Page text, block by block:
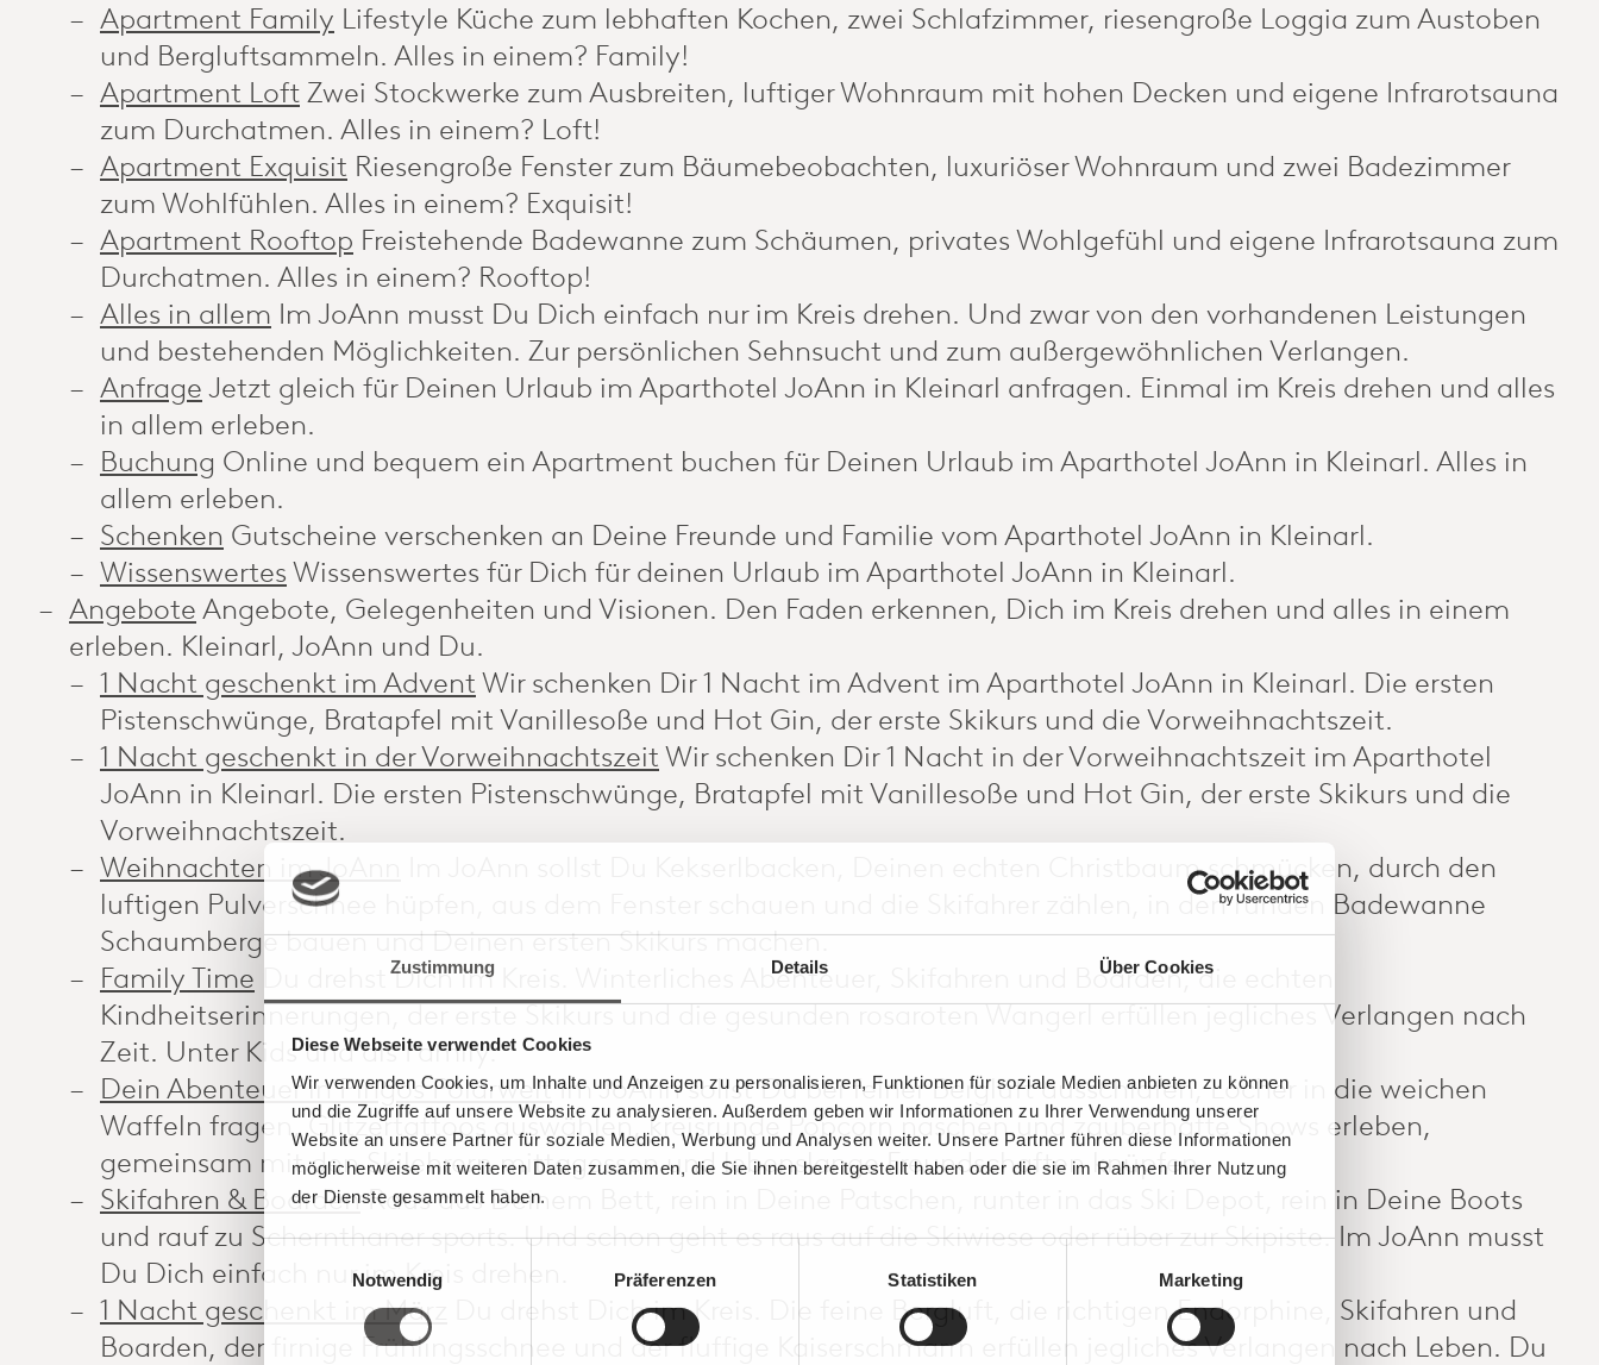
Zustimmung Details Über Cookies
Diese Webseite verwendet Cookies
Wir verwenden Cookies, um Inhalte und Anzeigen zu personalisieren, Funktionen für soziale Medien anbieten zu können
und die Zugriffe auf unsere Website zu analysieren. Außerdem geben wir Informationen zu Ihrer Verwendung unserer
Website an unsere Partner für soziale Medien, Werbung und Analysen weiter. Unsere Partner führen diese Informationen
möglicherweise mit weiteren Daten zusammen, die Sie ihnen bereitgestellt haben oder die sie im Rahmen Ihrer Nutzung
der Dienste gesammelt haben.
E
i
Notwendig Präferenzen Statistiken Marketing
Apartment Family Lifestyle Küche zum lebhaften Kochen, zwei Schlafzimmer, riesengroße Loggia zum Austoben
und Bergluftsammeln. Alles in einem? Family!
Apartment Loft Zwei Stockwerke zum Ausbreiten, luftiger Wohnraum mit hohen Decken und eigene Infrarotsauna
zum Durchatmen. Alles in einem? Loft!
Apartment Exquisit Riesengroße Fenster zum Bäumebeobachten, luxuriöser Wohnraum und zwei Badezimmer
zum Wohlfühlen. Alles in einem? Exquisit!
Apartment Rooftop Freistehende Badewanne zum Schäumen, privates Wohlgefühl und eigene Infrarotsauna zum
Durchatmen. Alles in einem? Rooftop!
Alles in allem Im JoAnn musst Du Dich einfach nur im Kreis drehen. Und zwar von den vorhandenen Leistungen
und bestehenden Möglichkeiten. Zur persönlichen Sehnsucht und zum außergewöhnlichen Verlangen.
Anfrage Jetzt gleich für Deinen Urlaub im Aparthotel JoAnn in Kleinarl anfragen. Einmal im Kreis drehen und alles
in allem erleben.
Buchung Online und bequem ein Apartment buchen für Deinen Urlaub im Aparthotel JoAnn in Kleinarl. Alles in
allem erleben.
Schenken Gutscheine verschenken an Deine Freunde und Familie vom Aparthotel JoAnn in Kleinarl.
Wissenswertes Wissenswertes für Dich für deinen Urlaub im Aparthotel JoAnn in Kleinarl.
Angebote Angebote, Gelegenheiten und Visionen. Den Faden erkennen, Dich im Kreis drehen und alles in einem
erleben. Kleinarl, JoAnn und Du.
1 Nacht geschenkt im Advent Wir schenken Dir 1 Nacht im Advent im Aparthotel JoAnn in Kleinarl. Die ersten
Pistenschwünge, Bratapfel mit Vanillesoße und Hot Gin, der erste Skikurs und die Vorweihnachtszeit.
1 Nacht geschenkt in der Vorweihnachtszeit Wir schenken Dir 1 Nacht in der Vorweihnachtszeit im Aparthotel
JoAnn in Kleinarl. Die ersten Pistenschwünge, Bratapfel mit Vanillesoße und Hot Gin, der erste Skikurs und die
Vorweihnachtszeit.
Weihnachten im JoAnn
Im JoAnn sollst Du Kekserlbacken, Deinen echten Christbaum schmücken, durch den
luftigen Pulverschnee hüpfen, aus dem Fenster schauen und die Skifahrer zählen, in den runden Badewanne
Schaumberge bauen und Deinen ersten Skikurs machen.
Family Time
Du drehst Dich im Kreis. Winterliches Abenteuer, Skifahren und Boarden, die echten
Kindheitserinnerungen, der erste Skikurs und die gesunden rosaroten Wangerl erfüllen jegliches Verlangen nach
Zeit. Unter Kids und als Family.
Dein Abenteuer in Pingos Polarwelt Im JoAnn sollst Du bei feiner Bergluft ausschlafen, Löcher in die weichen
Waffeln fragen, Glitzertattoos auswählen, kreisrunde Popcorn naschen und zauberhafte Shows erleben,
gemeinsam mit den Skilehrern mittagessen und lebenslange Freundschaften knüpfen.
Skifahren & Boarden Raus aus Deinem Bett, rein in Deine Patschen, runter in das Ski Depot, rein in Deine Boots
und rauf zu Schernthaner sports. Und schon geht es raus auf die Skiwiese oder rüber zur Skipiste. Im JoAnn musst
Du Dich einfach nur im Kreis drehen.
1 Nacht geschenkt im März
Du drehst Dich im Kreis. Die feine Bergluft, die richtigen Endorphine, Skifahren und
Boarden, der firnige Frühlingsschnee und der fluffige Kaiserschmarrn erfüllen jegliches Verlangen nach Leben. Du